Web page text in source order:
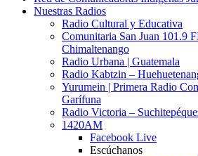
Nuestras Radios
Radio Cultural y Educativa
Comunitaria San Juan 101.9
Chimaltenango
Radio Urbana | Guatemala
Radio Kabtzin –
Yurumein | Primera Radio
Garífuna
Radio Victoria –
1420AM
Facebook Live
Escúchanos